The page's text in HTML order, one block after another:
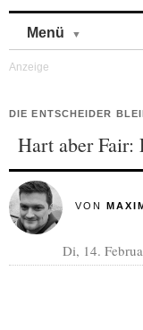
Menü
DIE ENTSCHEIDER
Hart aber Fair:
VON
Di, 14.